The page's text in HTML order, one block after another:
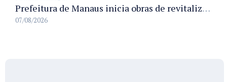
Prefeitura de Manaus inicia obras de revitalização na passarela Max Teixeira para ampliar segurança e mobilidade urbana
07/08/2026